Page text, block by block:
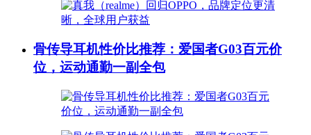
骨传导耳机性价比推荐：爱国者G03百元价
位，运动通勤一副全包